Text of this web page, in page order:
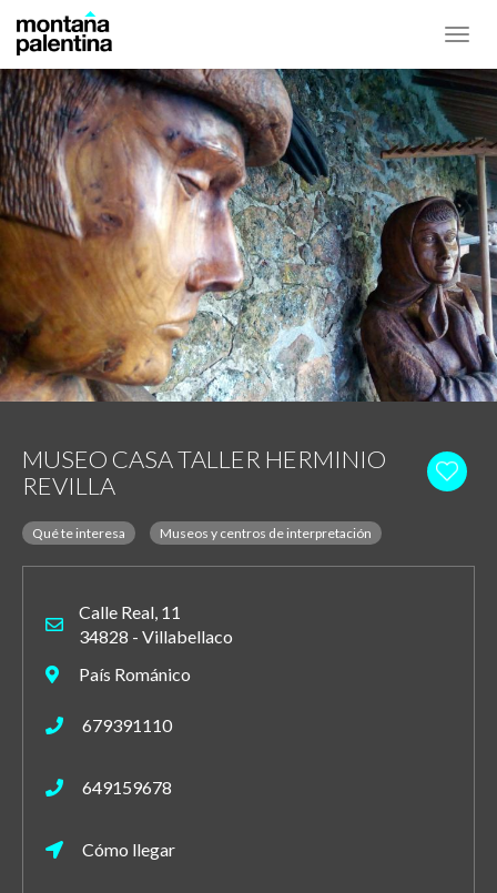
MUSEO CASA TALLER HERMINIO
REVILLA
Qué te interesa Museos y centros de interpretación
Calle Real, 11
34828 - Villabellaco
País Románico
679391110
649159678
Cómo llegar